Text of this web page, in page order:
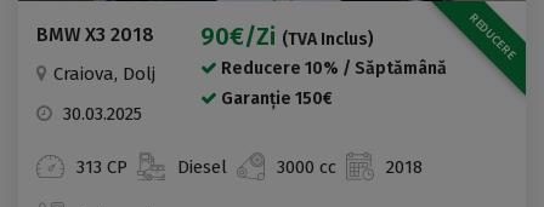
REDUCERE
BMW X3 2018 90€/zi (TVA Inclus)
Reducere 10% / Săptămână
Garanție 150€
Craiova, Dolj
30.03.2025
313 CP Diesel 3000 cc 2018